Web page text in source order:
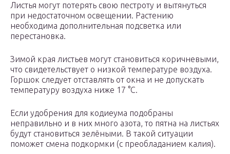
Листья могут потерять свою пестроту и вытянуться
при недостаточном освещении. Растению
необходима дополнительная подсветка или
перестановка.
Зимой края листьев могут становиться коричневыми,
что свидетельствует о низкой температуре воздуха.
Горшок следует отставлять от окна и не допускать
температуру воздуха ниже 17 °С.
Если удобрения для кодиеума подобраны
неправильно и в них много азота, то пятна на листьях
будут становиться зелёными. В такой ситуации
поможет смена подкормки (с преобладанием калия).